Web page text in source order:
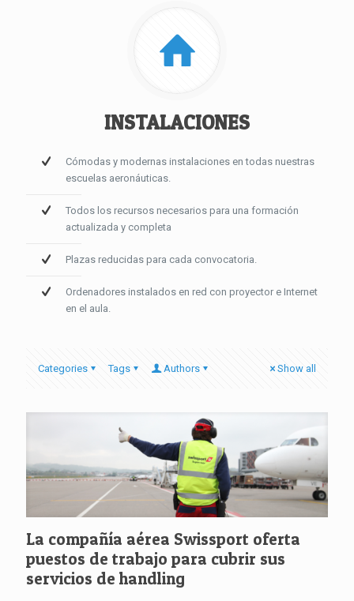
INSTALACIONES
Cómodas y modernas instalaciones en todas nuestras
escuelas aeronáuticas.
Todos los recursos necesarios para una formación
actualizada y completa
Plazas reducidas para cada convocatoria.
Ordenadores instalados en red con proyector e Internet
en el aula.
Categories Tags Authors Show all
La compañía aérea Swissport oferta
puestos de trabajo para cubrir sus
servicios de handling